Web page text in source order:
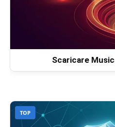
Scaricare
TOP